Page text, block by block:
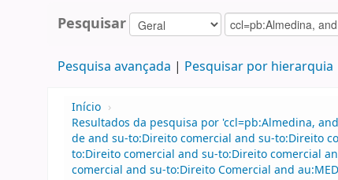
Pesquisar
Pesquisa avançada Pesquisar por hierarquia
Início ›
Resultados da pesquisa por 'ccl=pb:Almedina,
de and su-to:Direito comercial and su-to:Direito
to:Direito comercial and su-to:Direito comercial
comercial and su-to:Direito Comercial and